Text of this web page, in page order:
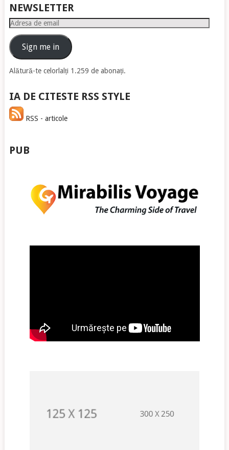
NEWSLETTER
Adresa
emailSign me in
Alătură-te celorlalți 1.259 de abonați.
IA DE CITESTE RSS STYLE
RSS - articole
PUB